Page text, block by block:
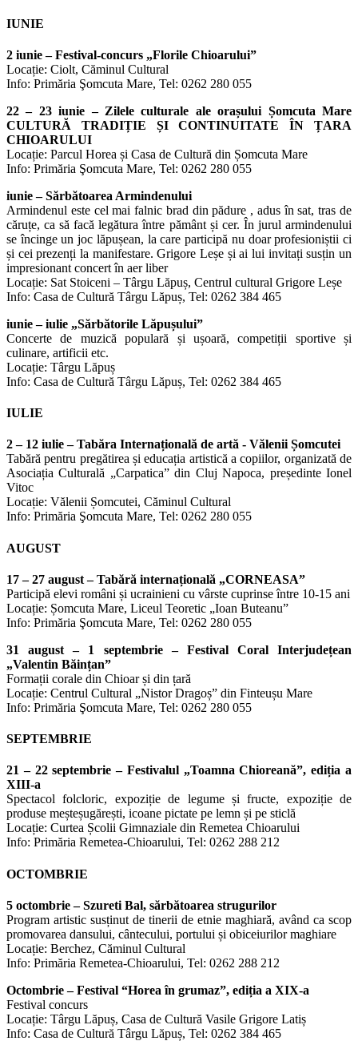
IUNIE
2 iunie – Festival-concurs „Florile Chioarului”
Locație: Ciolt, Căminul Cultural
Info: Primăria Şomcuta Mare, Tel: 0262 280 055
22 – 23 iunie – Zilele culturale ale orașului Șomcuta Mare
CULTURĂ TRADIȚIE ȘI CONTINUITATE ÎN ȚARA
CHIOARULUI
Locație: Parcul Horea și Casa de Cultură din Șomcuta Mare
Info: Primăria Şomcuta Mare, Tel: 0262 280 055
iunie – Sărbătoarea Armindenului
Armindenul este cel mai falnic brad din pădure , adus în sat, tras de
căruțe, ca să facă legătura între pământ și cer. În jurul armindenului
se încinge un joc lăpușean, la care participă nu doar profesioniștii ci
și cei prezenți la manifestare. Grigore Leșe și ai lui invitați susțin un
impresionant concert în aer liber
Locație: Sat Stoiceni – Târgu Lăpuș, Centrul cultural Grigore Leșe
Info: Casa de Cultură Târgu Lăpuș, Tel: 0262 384 465
iunie – iulie „Sărbătorile Lăpușului”
Concerte de muzică populară și ușoară, competiții sportive și
culinare, artificii etc.
Locație: Târgu Lăpuș
Info: Casa de Cultură Târgu Lăpuș, Tel: 0262 384 465
IULIE
2 – 12 iulie – Tabăra Internațională de artă - Vălenii Șomcutei
Tabără pentru pregătirea și educația artistică a copiilor, organizată de
Asociația Culturală „Carpatica” din Cluj Napoca, președinte Ionel
Vitoc
Locație: Vălenii Șomcutei, Căminul Cultural
Info: Primăria Şomcuta Mare, Tel: 0262 280 055
AUGUST
17 – 27 august – Tabără internațională „CORNEASA”
Participă elevi români și ucrainieni cu vârste cuprinse între 10-15 ani
Locație: Șomcuta Mare, Liceul Teoretic „Ioan Buteanu”
Info: Primăria Şomcuta Mare, Tel: 0262 280 055
31 august – 1 septembrie – Festival Coral Interjudețean
„Valentin Băințan”
Formații corale din Chioar și din țară
Locație: Centrul Cultural „Nistor Dragoș” din Finteușu Mare
Info: Primăria Şomcuta Mare, Tel: 0262 280 055
SEPTEMBRIE
21 – 22 septembrie – Festivalul „Toamna Chioreană”, ediția a
XIII-a
Spectacol folcloric, expoziție de legume și fructe, expoziție de
produse meșteșugărești, icoane pictate pe lemn și pe sticlă
Locație: Curtea Școlii Gimnaziale din Remetea Chioarului
Info: Primăria Remetea-Chioarului, Tel: 0262 288 212
OCTOMBRIE
5 octombrie – Szureti Bal, sărbătoarea strugurilor
Program artistic susținut de tinerii de etnie maghiară, având ca scop
promovarea dansului, cântecului, portului și obiceiurilor maghiare
Locație: Berchez, Căminul Cultural
Info: Primăria Remetea-Chioarului, Tel: 0262 288 212
Octombrie – Festival “Horea în grumaz”, ediția a XIX-a
Festival concurs
Locație: Târgu Lăpuș, Casa de Cultură Vasile Grigore Latiș
Info: Casa de Cultură Târgu Lăpuș, Tel: 0262 384 465